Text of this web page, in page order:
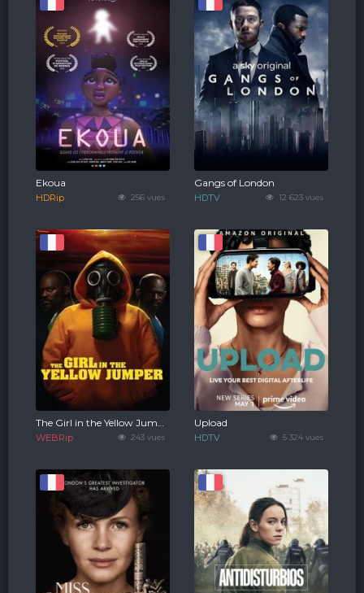
256 vues
Ekoua
HDRip 12 623 vues
Gangs of London
HDTV
243 vues
The Girl in the Yellow Jumper
WEBRip 5 324 vues
Upload
HDTV